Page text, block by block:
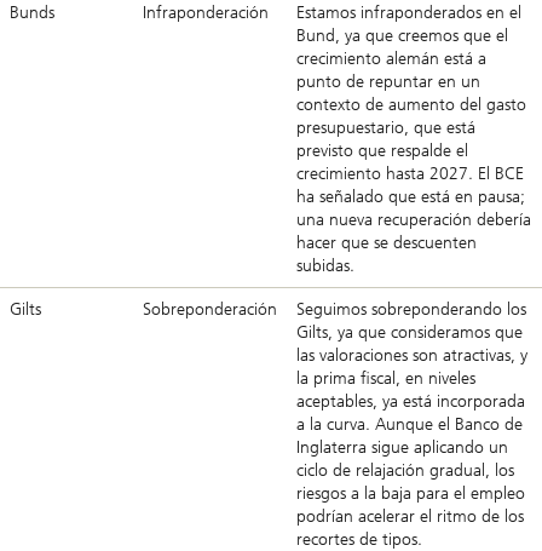
Bunds Infraponderación
Estamos infraponderados en el
Bund, ya que creemos que el
crecimiento alemán está a
punto de repuntar en un
contexto de aumento del gasto
presupuestario, que está
previsto que respalde el
crecimiento hasta 2027. El BCE
ha señalado que está en pausa;
una nueva recuperación debería
hacer que se descuenten
subidas.
Gilts Sobreponderación
Seguimos sobreponderando los
Gilts, ya que consideramos que
las valoraciones son atractivas, y
la prima fiscal, en niveles
aceptables, ya está incorporada
a la curva. Aunque el Banco de
Inglaterra sigue aplicando un
ciclo de relajación gradual, los
riesgos a la baja para el empleo
podrían acelerar el ritmo de los
recortes de tipos.